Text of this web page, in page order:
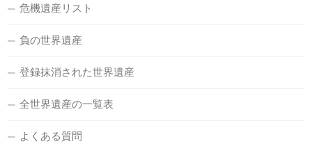
危機遺産リスト
負の世界遺産
登録抹消された世界遺産
全世界遺産の一覧表
よくある質問